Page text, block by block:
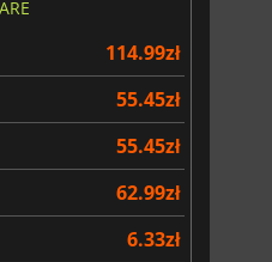
114.99zł
55.45zł
55.45zł
62.99zł
6.33zł